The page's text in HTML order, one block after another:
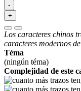
-
+
Los caracteres chinos
caracteres modernos
Téma
(ningún téma)
Complejidad de este